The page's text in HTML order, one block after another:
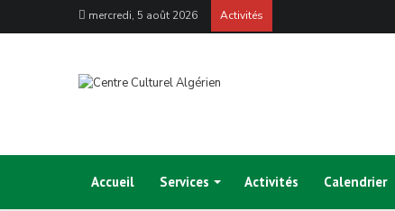
mercredi, 5 août 2026 Activités
Accueil Services Activités Calendrier